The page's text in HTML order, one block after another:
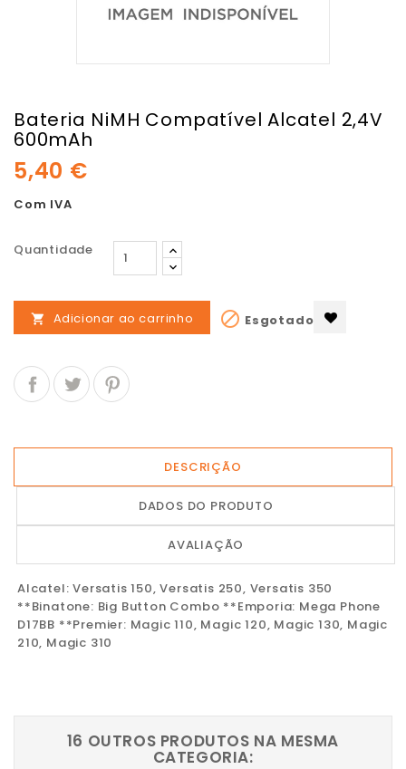
Bateria NiMH Compatível Alcatel 2,4V
600mAh
5,40 €
Com IVA
Quantidade
 Adicionar ao carrinho  Esgotado
DESCRIÇÃO
DADOS DO PRODUTO
AVALIAÇÃO
Alcatel: Versatis 150, Versatis 250, Versatis 350
**Binatone: Big Button Combo **Emporia: Mega Phone
D17BB **Premier: Magic 110, Magic 120, Magic 130, Magic
210, Magic 310
16 OUTROS PRODUTOS NA MESMA
CATEGORIA: